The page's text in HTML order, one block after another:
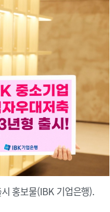
홍보물(IBK 기업은행).